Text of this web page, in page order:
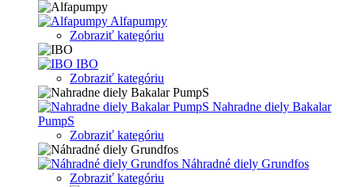
Alfapumpy
Zobraziť kategóriu
IBO
Zobraziť kategóriu
Nahradne diely Bakalar
PumpS
Zobraziť kategóriu
Náhradné diely Grundfos
Zobraziť kategóriu